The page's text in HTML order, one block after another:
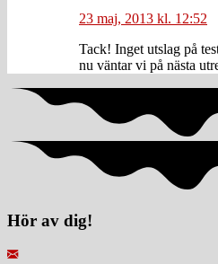
23 maj, 2013 kl. 12:52
Tack! Inget utslag på
nu väntar vi på nästa
Hör av dig!